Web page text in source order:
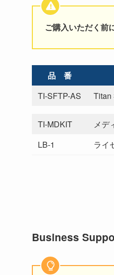
ご購入いただく前
品 番
TI-SFTP-AS
Titan
TI-MDKIT
メデ
LB-1
ライ
Business